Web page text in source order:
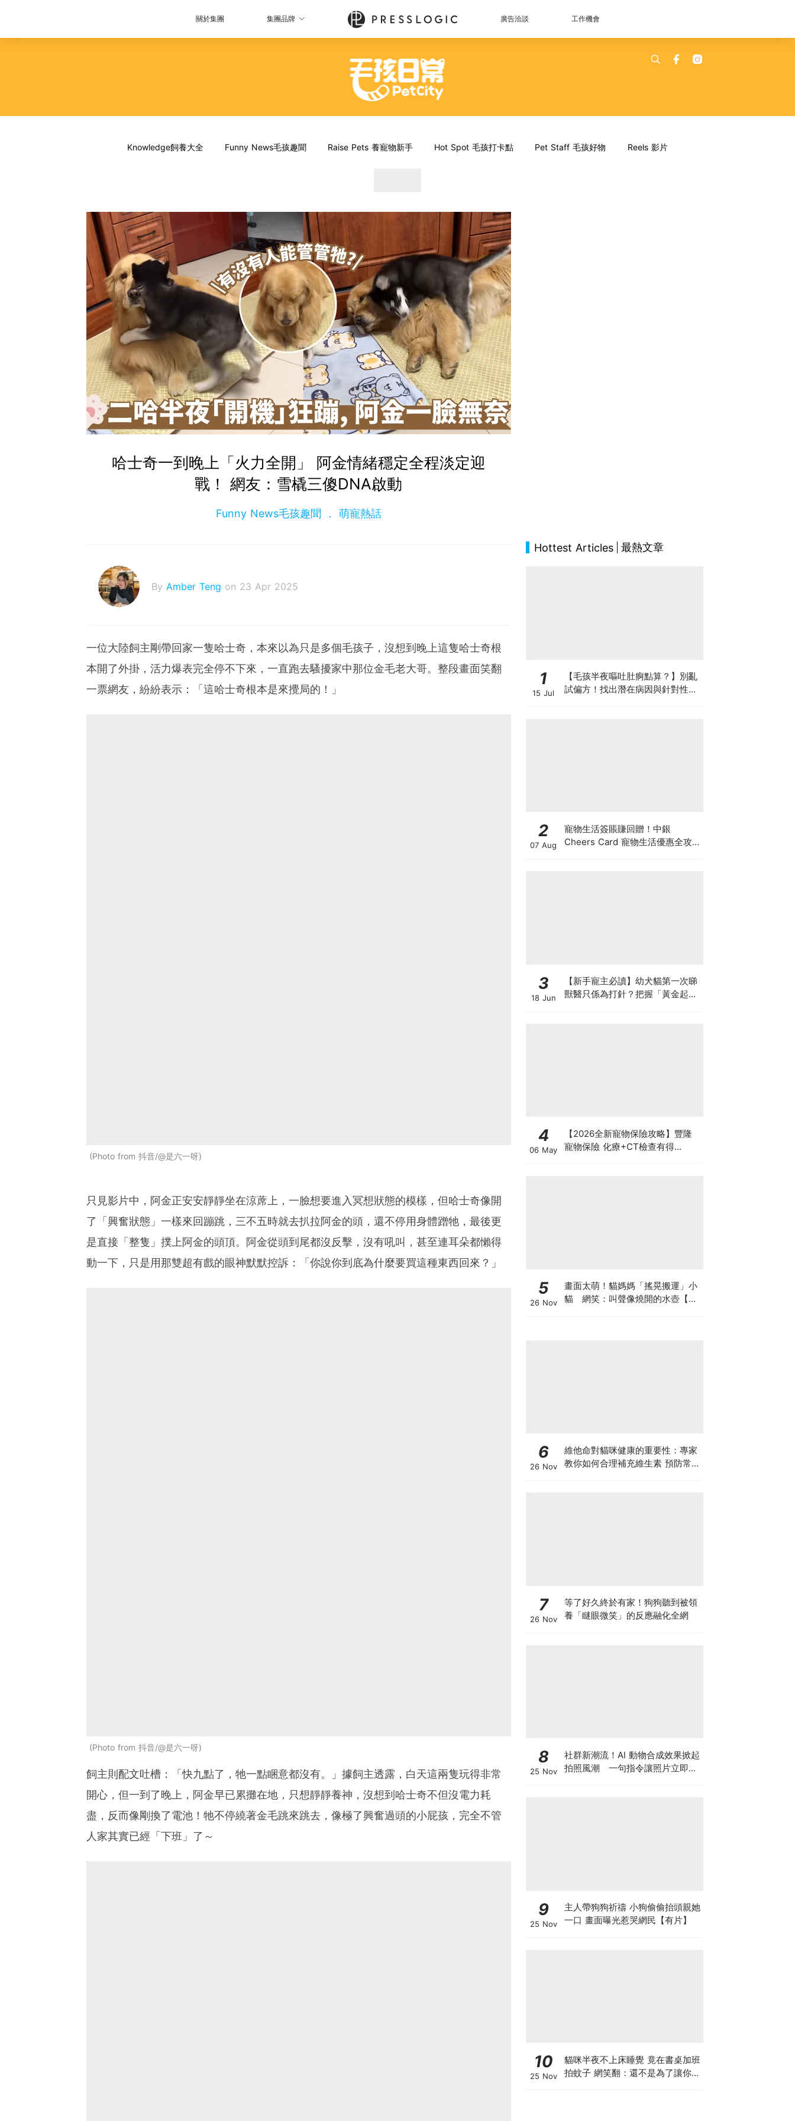
關於集團 集團品牌 廣告洽談 工作機會
Knowledge飼養大全 Funny News毛孩趣聞 Raise Pets 養寵物新手 Hot Spot 毛孩打卡點 Pet Staff 毛孩好物 Reels 影片
哈士奇一到晚上「火力全開」 阿金情緒穩定全程淡定迎
戰！ 網友：雪橇三傻DNA啟動
Funny News毛孩趣聞 萌寵熱話
By Amber Teng on 23 Apr 2025
一位大陸飼主剛帶回家一隻哈士奇，本來以為只是多個毛孩子，沒想到晚上這隻哈士奇根
本開了外掛，活力爆表完全停不下來，一直跑去騷擾家中那位金毛老大哥。整段畫面笑翻
一票網友，紛紛表示：「這哈士奇根本是來攪局的！」
Photo from 抖音/@是六一呀
只見影片中，阿金正安安靜靜坐在涼蓆上，一臉想要進入冥想狀態的模樣，但哈士奇像開
了「興奮狀態」一樣來回蹦跳，三不五時就去扒拉阿金的頭，還不停用身體蹭牠，最後更
是直接「整隻」撲上阿金的頭頂。阿金從頭到尾都沒反擊，沒有吼叫，甚至連耳朵都懶得
動一下，只是用那雙超有戲的眼神默默控訴：「你說你到底為什麼要買這種東西回來？」
Photo from 抖音/@是六一呀
飼主則配文吐槽：「快九點了，牠一點睏意都沒有。」據飼主透露，白天這兩隻玩得非常
開心，但一到了晚上，阿金早已累攤在地，只想靜靜養神，沒想到哈士奇不但沒電力耗
盡，反而像剛換了電池！牠不停繞著金毛跳來跳去，像極了興奮過頭的小屁孩，完全不管
人家其實已經「下班」了～
Hottest Articles 最熱文章
1
15 Jul
【毛孩半夜嘔吐肚痾點算？】別亂
試偏方！找出潛在病因與針對性營
2
07 Aug
寵物生活簽賬賺回贈！中銀
Cheers Card 寵物生活優惠全攻
3
18 Jun
【新手寵主必讀】幼犬貓第一次睇
獸醫只係為打針？把握「黃金起跑
4
06 May
【2026全新寵物保險攻略】豐隆
寵物保險 化療+CT檢查有得
5
26 Nov
畫面太萌！貓媽媽「搖晃搬運」小
貓 網笑：叫聲像燒開的水壺【有
6
26 Nov
維他命對貓咪健康的重要性：專家
教你如何合理補充維生素 預防常見
7
26 Nov
等了好久終於有家！狗狗聽到被領
養「瞇眼微笑」的反應融化全網
8
25 Nov
社群新潮流！AI 動物合成效果掀起
拍照風潮 一句指令讓照片立即升
9
25 Nov
主人帶狗狗祈禱 小狗偷偷抬頭親她
一口 畫面曝光惹哭網民【有片】
10
25 Nov
貓咪半夜不上床睡覺 竟在書桌加班
拍蚊子 網笑翻：還不是為了讓你睡